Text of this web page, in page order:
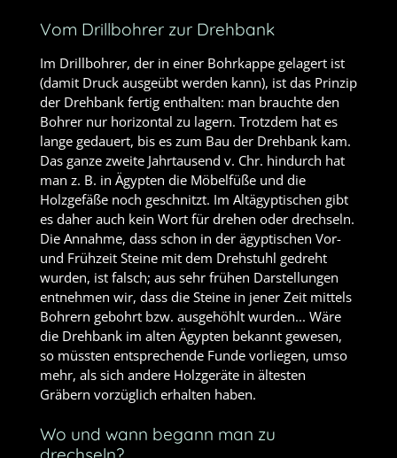
Vom Drillbohrer zur Drehbank
Im Drillbohrer, der in einer Bohrkappe gelagert ist
(damit Druck ausgeübt werden kann), ist das Prinzip
der Drehbank fertig enthalten: man brauchte den
Bohrer nur horizontal zu lagern. Trotzdem hat es
lange gedauert, bis es zum Bau der Drehbank kam.
Das ganze zweite Jahrtausend v. Chr. hindurch hat
man z. B. in Ägypten die Möbelfüße und die
Holzgefäße noch geschnitzt. Im Altägyptischen gibt
es daher auch kein Wort für drehen oder drechseln.
Die Annahme, dass schon in der ägyptischen Vor-
und Frühzeit Steine mit dem Drehstuhl gedreht
wurden, ist falsch; aus sehr frühen Darstellungen
entnehmen wir, dass die Steine in jener Zeit mittels
Bohrern gebohrt bzw. ausgehöhlt wurden... Wäre
die Drehbank im alten Ägypten bekannt gewesen,
so müssten entsprechende Funde vorliegen, umso
mehr, als sich andere Holzgeräte in ältesten
Gräbern vorzüglich erhalten haben.
Wo und wann begann man zu